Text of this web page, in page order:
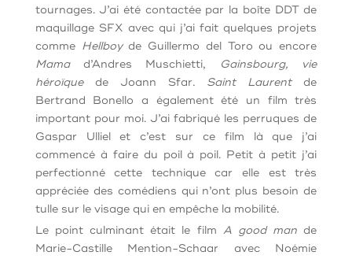
tournages. J’ai été contactée par la boîte DDT de
maquillage SFX avec qui j’ai fait quelques projets
comme Hellboyde Guillermo del Toro ou encore
Mamad’Andres Muschietti,
Gainsbourg, vie
héroïque de Joann Sfar. Saint Laurentde
Bertrand Bonello a également été un film très
important pour moi. J’ai fabriqué les perruques de
Gaspar Ulliel et c’est sur ce film là que j’ai
commencé à faire du poil à poil. Petit à petit j’ai
perfectionné cette technique car elle est très
appréciée des comédiens qui n’ont plus besoin de
tulle sur le visage qui en empêche la mobilité.
Le point culminant était le film A good man de
Marie-Castille Mention-Schaar avec Noémie